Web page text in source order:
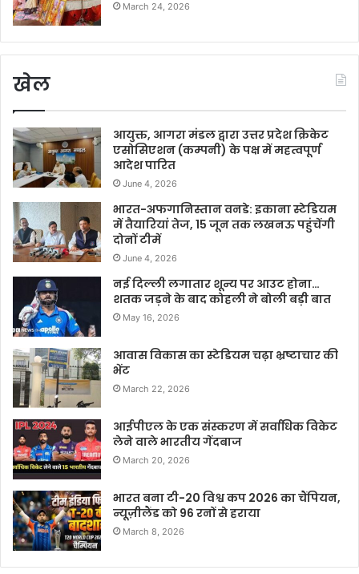
March 24, 2026
खेल
आयुक्त, आगरा मंडल द्वारा उत्तर प्रदेश क्रिकेट
एसोसिएशन (कम्पनी) के पक्ष में महत्वपूर्ण
आदेश पारित
June 4, 2026
भारत-अफगानिस्तान वनडे: इकाना स्टेडियम
में तैयारियां तेज, 15 जून तक लखनऊ पहुंचेंगी
दोनों टीमें
June 4, 2026
नई दिल्ली लगातार शून्य पर आउट होना…
शतक जड़ने के बाद कोहली ने बोली बड़ी बात
May 16, 2026
आवास विकास का स्टेडियम चढ़ा भ्रष्टाचार की
भेंट
March 22, 2026
आईपीएल के एक संस्करण में सर्वाधिक विकेट
लेने वाले भारतीय गेंदबाज
March 20, 2026
भारत बना टी-20 विश्व कप 2026 का चैंपियन,
न्यूज़ीलैंड को 96 रनों से हराया
March 8, 2026